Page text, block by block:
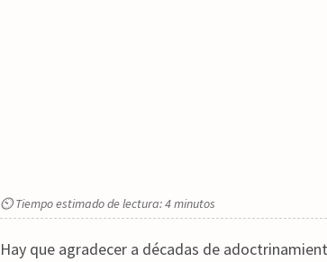
⏲ Tiempo estimado de lectura: 4 minutos
Hay que agradecer a décadas de